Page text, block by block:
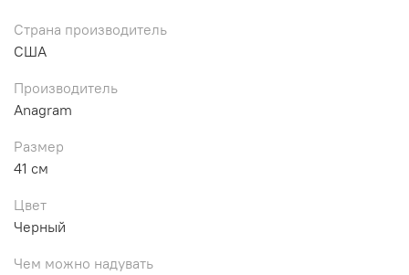
Страна производитель
США
Производитель
Anagram
Размер
41 см
Цвет
Черный
Чем можно надувать